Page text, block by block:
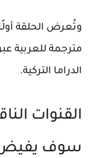
وتُعرض الحلقة أولًا
مترجمة للعربية
الدراما التركية.
القنوات
سوف